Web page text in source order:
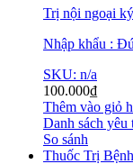
Trị nội ngoại
Nhập khẩu :
SKU: n/a
100.000₫
Thêm vào giỏ
Danh sách yêu
So sánh
Thuốc Trị